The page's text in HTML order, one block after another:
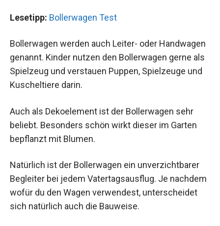
Lesetipp: Bollerwagen Test
Bollerwagen werden auch Leiter- oder Handwagen
genannt. Kinder nutzen den Bollerwagen gerne als
Spielzeug und verstauen Puppen, Spielzeuge und
Kuscheltiere darin.
Auch als Dekoelement ist der Bollerwagen sehr
beliebt. Besonders schön wirkt dieser im Garten
bepflanzt mit Blumen.
Natürlich ist der Bollerwagen ein unverzichtbarer
Begleiter bei jedem Vatertagsausflug. Je nachdem
wofür du den Wagen verwendest, unterscheidet
sich natürlich auch die Bauweise.